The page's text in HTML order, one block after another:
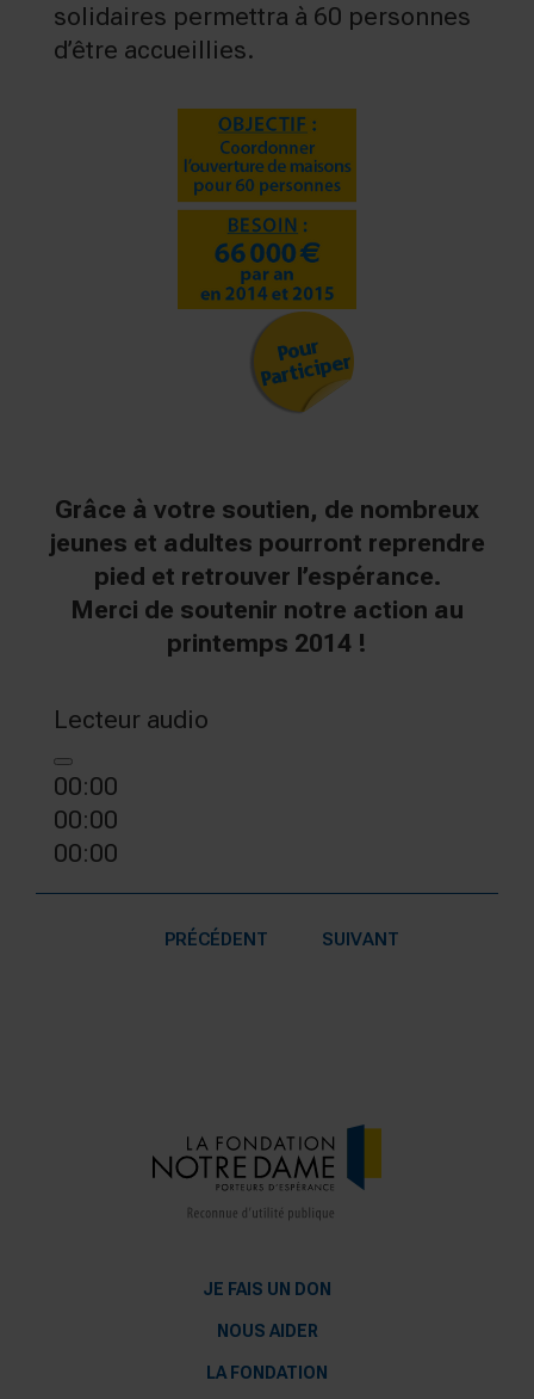
solidaires permettra à 60 personnes
d’être accueillies.
Grâce à votre soutien, de nombreux
jeunes et adultes pourront reprendre
pied et retrouver l’espérance.
Merci de soutenir notre action au
printemps 2014 !
Lecteur audio
00:00
00:00
00:00
PRÉCÉDENT SUIVANT
JE FAIS UN DON
NOUS AIDER
LA FONDATION